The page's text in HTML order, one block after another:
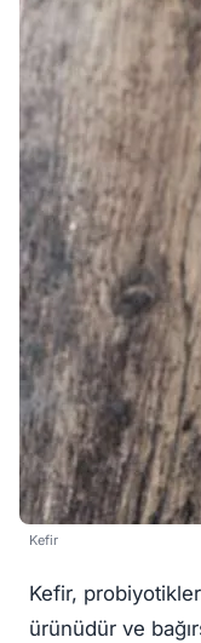
Kefir
Kefir,
ürünüdür ve